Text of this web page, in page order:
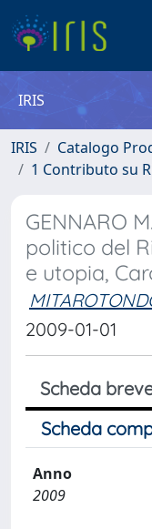
IRIS
IRIS
Catalogo
1 Contributo su
GENNARO
politico del
e utopia,
2009-01-01
Scheda
Scheda
Anno
2009